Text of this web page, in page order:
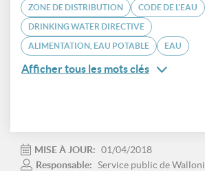
ZONE DE DISTRIBUTION CODE DE L'EAU
DRINKING WATER DIRECTIVE
ALIMENTATION, EAU POTABLE EAU
Afficher tous les mots clés
MISE À JOUR: 01/04/2018
Responsable: Service public de